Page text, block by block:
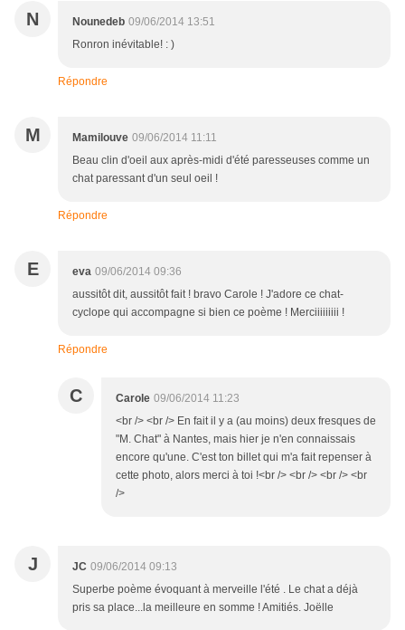
N Nounedeb 09/06/2014 13:51
Ronron inévitable! : )
Répondre
M Mamilouve 09/06/2014 11:11
Beau clin d'oeil aux après-midi d'été paresseuses comme un
chat paressant d'un seul oeil !
Répondre
E eva 09/06/2014 09:36
aussitôt dit, aussitôt fait ! bravo Carole ! J'adore ce chat-
cyclope qui accompagne si bien ce poème ! Merciiiiiiiii !
Répondre
C Carole 09/06/2014 11:23
<br /> <br /> En fait il y a (au moins) deux fresques de
"M. Chat" à Nantes, mais hier je n'en connaissais
encore qu'une. C'est ton billet qui m'a fait repenser à
cette photo, alors merci à toi !<br /> <br /> <br /> <br
/>
J JC 09/06/2014 09:13
Superbe poème évoquant à merveille l'été . Le chat a déjà
pris sa place...la meilleure en somme ! Amitiés. Joëlle